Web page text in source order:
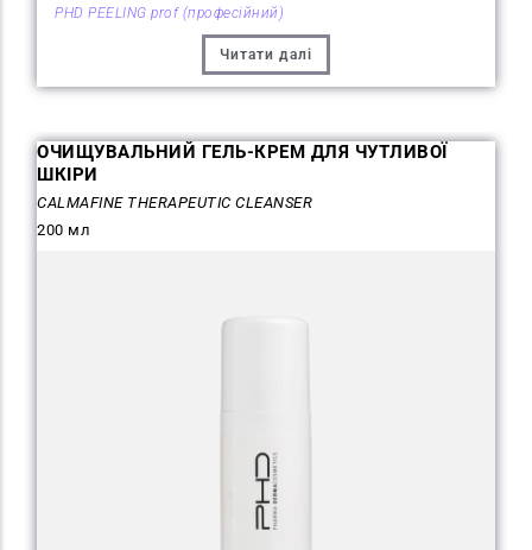
PHD PEELING prof (професійний)
Читати далі
ОЧИЩУВАЛЬНИЙ ГЕЛЬ-КРЕМ ДЛЯ ЧУТЛИВОЇ
ШКІРИ
CALMAFINE THERAPEUTIC CLEANSER
200 мл